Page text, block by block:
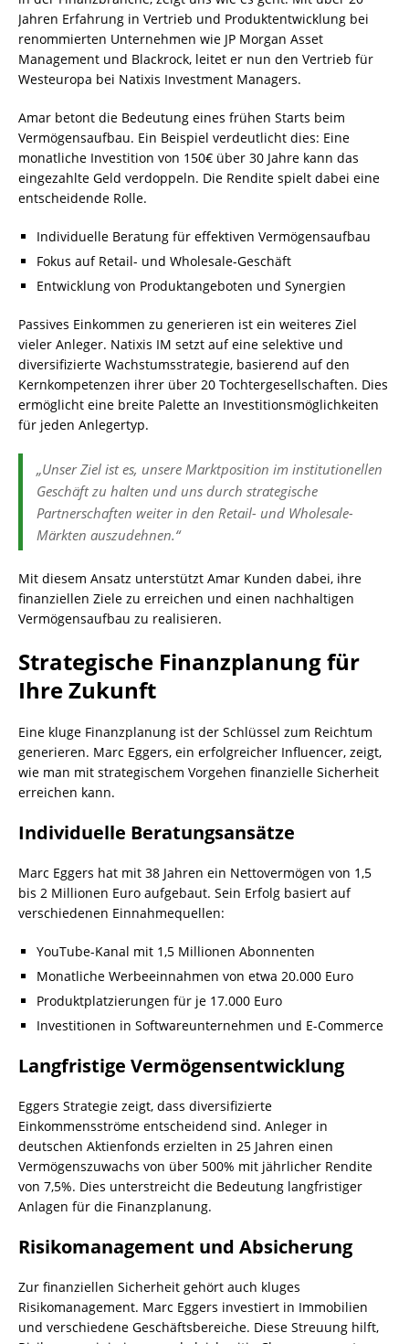
Jahren Erfahrung in Vertrieb und Produktentwicklung bei
renommierten Unternehmen wie JP Morgan Asset
Management und Blackrock, leitet er nun den Vertrieb für
Westeuropa bei Natixis Investment Managers.
Amar betont die Bedeutung eines frühen Starts beim
Vermögensaufbau. Ein Beispiel verdeutlicht dies: Eine
monatliche Investition von 150€ über 30 Jahre kann das
eingezahlte Geld verdoppeln. Die Rendite spielt dabei eine
entscheidende Rolle.
Individuelle Beratung für effektiven Vermögensaufbau
Fokus auf Retail- und Wholesale-Geschäft
Entwicklung von Produktangeboten und Synergien
Passives Einkommen zu generieren ist ein weiteres Ziel
vieler Anleger. Natixis IM setzt auf eine selektive und
diversifizierte Wachstumsstrategie, basierend auf den
Kernkompetenzen ihrer über 20 Tochtergesellschaften. Dies
ermöglicht eine breite Palette an Investitionsmöglichkeiten
für jeden Anlegertyp.
„Unser Ziel ist es, unsere Marktposition im institutionellen
Geschäft zu halten und uns durch strategische
Partnerschaften weiter in den Retail- und Wholesale-
Märkten auszudehnen.“
Mit diesem Ansatz unterstützt Amar Kunden dabei, ihre
finanziellen Ziele zu erreichen und einen nachhaltigen
Vermögensaufbau zu realisieren.
Strategische Finanzplanung für
Ihre Zukunft
Eine kluge Finanzplanung ist der Schlüssel zum Reichtum
generieren. Marc Eggers, ein erfolgreicher Influencer, zeigt,
wie man mit strategischem Vorgehen finanzielle Sicherheit
erreichen kann.
Individuelle Beratungsansätze
Marc Eggers hat mit 38 Jahren ein Nettovermögen von 1,5
bis 2 Millionen Euro aufgebaut. Sein Erfolg basiert auf
verschiedenen Einnahmequellen:
YouTube-Kanal mit 1,5 Millionen Abonnenten
Monatliche Werbeeinnahmen von etwa 20.000 Euro
Produktplatzierungen für je 17.000 Euro
Investitionen in Softwareunternehmen und E-Commerce
Langfristige Vermögensentwicklung
Eggers Strategie zeigt, dass diversifizierte
Einkommensströme entscheidend sind. Anleger in
deutschen Aktienfonds erzielten in 25 Jahren einen
Vermögenszuwachs von über 500% mit jährlicher Rendite
von 7,5%. Dies unterstreicht die Bedeutung langfristiger
Anlagen für die Finanzplanung.
Risikomanagement und Absicherung
Zur finanziellen Sicherheit gehört auch kluges
Risikomanagement. Marc Eggers investiert in Immobilien
und verschiedene Geschäftsbereiche. Diese Streuung hilft,